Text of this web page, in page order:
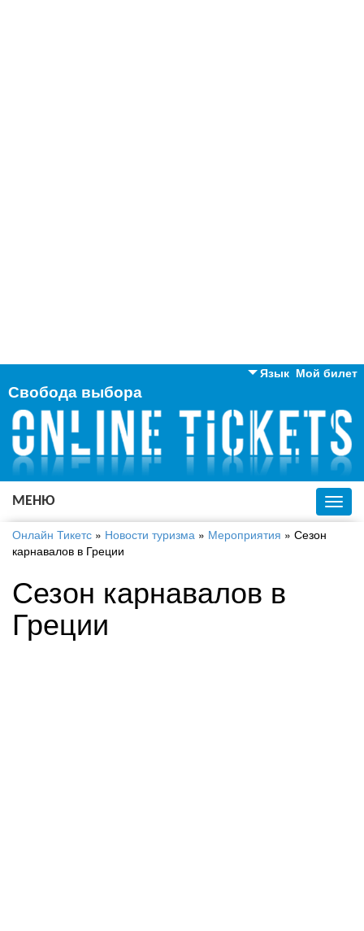
Мой билет
Язык
Английский
Русский
Украинский
Свобода выбора
МЕНЮ
Онлайн Тикетс » Новости туризма » Мероприятия » Сезон
карнавалов в Греции
Сезон карнавалов в
Греции